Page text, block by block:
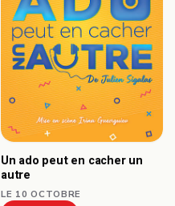
Un ado peut en cacher un
autre
LE 10 OCTOBRE